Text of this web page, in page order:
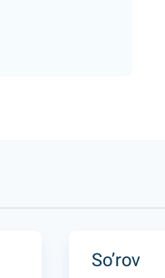
So’rov